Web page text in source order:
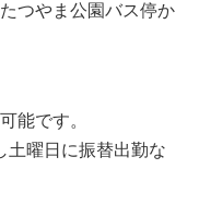
つやま公園バス停か
能です。
土曜日に振替出勤な